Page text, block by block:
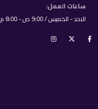
ساعات العمل:
الاحد - الخميس / 9:00 ص - 8:00 م